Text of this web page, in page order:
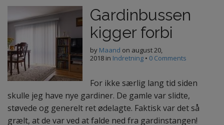
Gardinbussen
kigger forbi
by Maand on august 20,
2018 in Indretning • 0 Comments
For ikke særlig lang tid siden
skulle jeg have nye gardiner. De gamle var slidte,
støvede og generelt ret ødelagte. Faktisk var det så
grælt, at de var ved at falde ned fra gardinstangen!